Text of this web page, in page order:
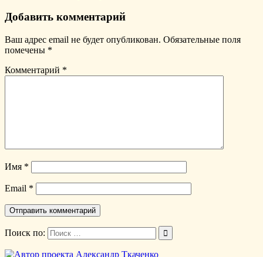
Добавить комментарий
Ваш адрес email не будет опубликован. Обязательные поля
помечены *
Комментарий *
Имя *
Email *
Поиск по: